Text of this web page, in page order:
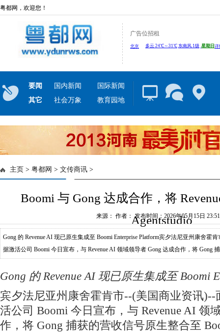
粤都网，欢迎您！
广告位招租
要闻 国内新闻
国际新闻
其它
社会万象 教育园地
主页 > 粤都网 > 文传商讯 >
Boomi 与 Gong 达成合作，将
Agentstudio
来源： 作者： 发布时间：2026年05月15日
Gong 的 Revenue AI 现已原生集成至 Boomi Enterprise Platform宾夕法尼亚州康舍霍
据激活公司 Boomi 今日宣布，与 Revenue AI 领域领导者 Gong 达成合作，将 Gong
Gong 的 Revenue AI 现已原生集成至 Boomi
宾夕法尼亚州康舍霍肯市--(美国商业资讯
活公司 Boomi 今日宣布，与 Revenue AI 领
作，将 Gong 捕获的营收信号原生整合至